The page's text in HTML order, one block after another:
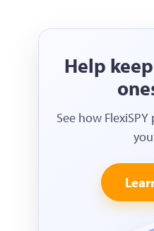
Help
See how